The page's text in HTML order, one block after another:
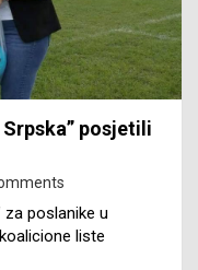
posjetili
za poslanike u
liste